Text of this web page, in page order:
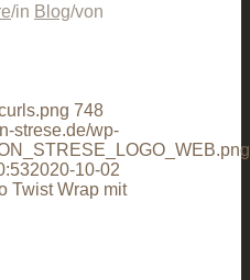
/in Blog/von
748
strese.de/wp-
2020-10-02
Twist Wrap mit